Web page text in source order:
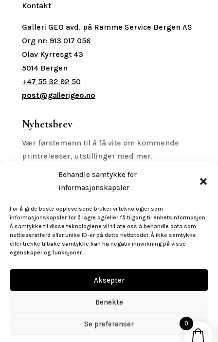
Behandle samtykke for
informasjonskapsler
For å gi de beste opplevelsene bruker vi teknologier som
informasjonskapsler for å lagre og/eller få tilgang til enhetsinformasjon.
Å samtykke til disse teknologiene vil tillate oss å behandle data som
nettleseratferd eller unike ID-er på dette nettstedet. Å ikke samtykke
eller trekke tilbake samtykke kan ha negativ innvirkning på visse
egenskaper og funksjoner.
Aksepter
Benekte
Se preferanser
Kontakt
Galleri GEO avd. på Ramme Service Bergen AS
Org nr: 913 017 056
Olav Kyrresgt 43
5014 Bergen
+47 55 32 92 50
post@gallerigeo.no
Nyhetsbrev
Vær førstemann til å få vite om kommende
printreleaser, utstillinger med mer.
Subscribe
Følg oss
post@gallerigeo.no|+47 55 32 92 50
0